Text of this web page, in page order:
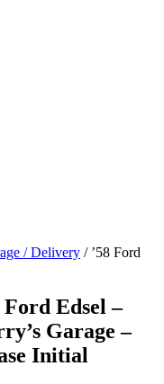
/ Delivery / ’58 Ford
Ford Edsel –
Garage –
Initial